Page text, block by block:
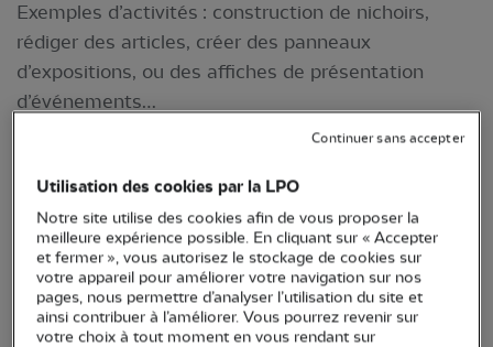
Exemples d’activités : construction de nichoirs,
rédiger des articles, créer des panneaux
d’expositions, ou des affiches de présentation
d’événements…
Utilisation des cookies par la LPO
Notre site utilise des cookies afin de vous proposer la
meilleure expérience possible. En cliquant sur « Accepter
et fermer », vous autorisez le stockage de cookies sur
votre appareil pour améliorer votre navigation sur nos
pages, nous permettre d’analyser l’utilisation du site et
ainsi contribuer à l’améliorer. Vous pourrez revenir sur
votre choix à tout moment en vous rendant sur
Continuer sans accepter